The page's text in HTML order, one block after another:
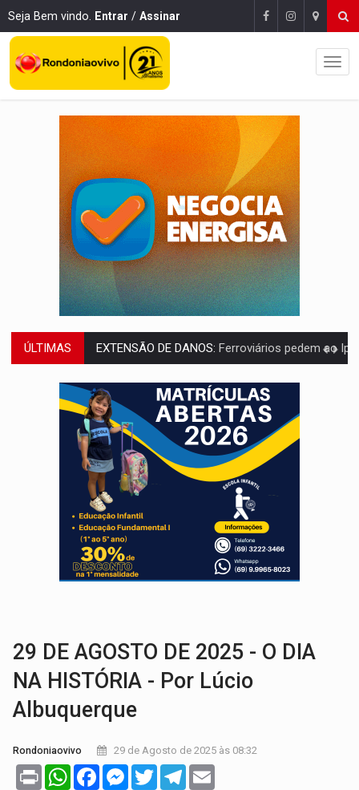
Seja Bem vindo. Entrar / Assinar
ÚLTIMAS VARIANDO O CARDÁPIO:Veja essa receita de carne assada para o
PREJUÍZO AOS ESTUDANTES:Greve dos professores em PVH é
POSSESSÃO DE DEBORAH LOGAN: Terror mistura mistério e filmagens
TRANSPARÊNCIA:TCE reúne candidatos ao Governo e apresenta
ELAS DECIDEM:Mulheres são maioria e representam 52% do eleitorado de
NO CARRO: Homem é preso com pistola 9mm durante abordagem da Força
TRÁGICO: Pai do 'Xandy Motocross' morre em
VÍDEO:Motorista de caminhonete morre preso às ferragens em colisão
29 DE AGOSTO DE 2025 - O DIA
NA HISTÓRIA - Por Lúcio
Albuquerque
Rondoniaovivo 29 de Agosto de 2025 às 08:32
Print WhatsAppFacebookMessenger
TwitterTelegram